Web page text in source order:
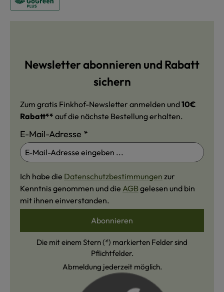
Newsletter abonnieren und Rabatt
sichern
Zum gratis Finkhof-Newsletter anmelden und10€
Rabatt** auf die nächste Bestellung erhalten.
E-Mail-Adresse *
Ich habe die Datenschutzbestimmungen zur
Kenntnis genommen und die AGB gelesen und bin
mit ihnen einverstanden.
Abonnieren
Die mit einem Stern (*) markierten Felder sind
Pflichtfelder.
Abmeldung jederzeit möglich.